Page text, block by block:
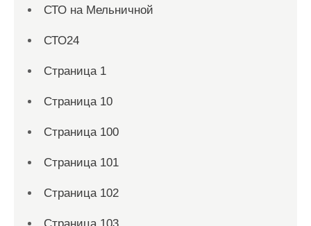
СТО на Мельничной
СТО24
Страница 1
Страница 10
Страница 100
Страница 101
Страница 102